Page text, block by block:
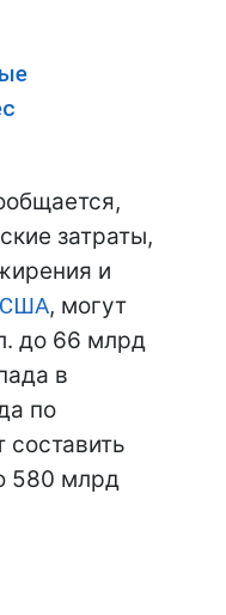
затраты,
и
США, могут
до 66 млрд
в
по
составить
580 млрд